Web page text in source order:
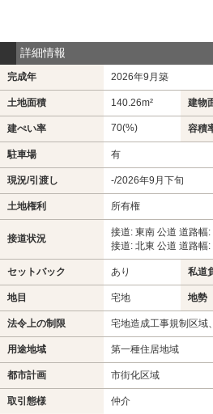
詳細情報
完成年 2026年9月築
土地面積 140.26m² 建物
建ぺい率 70(%) 容積
駐車場 有
現況/引渡し -/2026年9月下旬
土地権利 所有権
接道状況
接道: 東南 公道 道路幅:
接道: 北東 公道 道路幅:
セットバック あり 私道
地目 宅地 地勢
法令上の制限 宅地造成工事規制区域
用途地域 第一種住居地域
都市計画 市街化区域
取引態様 仲介